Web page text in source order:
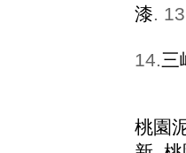
漆.
14.三
桃園